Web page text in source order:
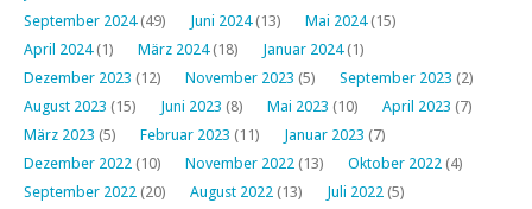
September 2024(49) Juni 2024(13) Mai 2024(15)
April 2024(1) März 2024(18) Januar 2024(1)
Dezember 2023 (12) November 2023 (5) September 2023 (2)
August 2023 (15) Juni 2023 (8) Mai 2023 (10) April 2023 (7)
März 2023 (5) Februar 2023 (11) Januar 2023 (7)
Dezember 2022 (10) November 2022 (13) Oktober 2022 (4)
September 2022 (20) August 2022 (13) Juli 2022 (5)